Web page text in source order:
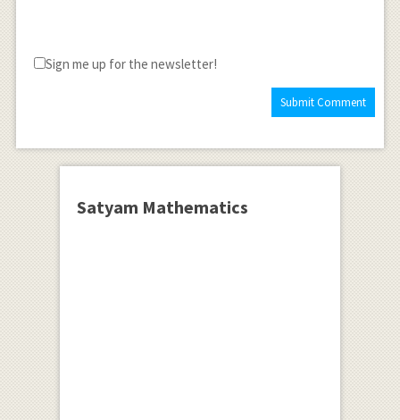
Sign me up for the newsletter!
Satyam Mathematics